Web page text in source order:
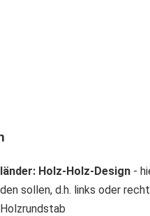
Holz-Holz-Design -
sollen, d.h. links oder